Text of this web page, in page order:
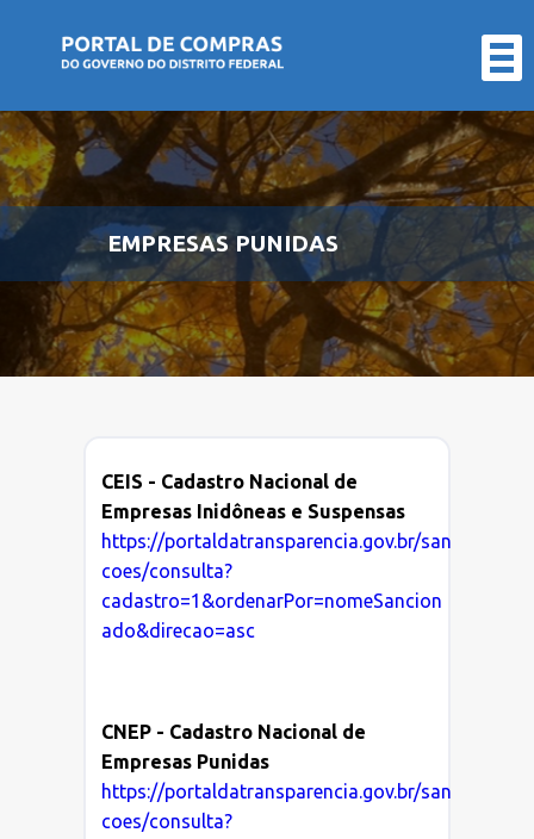
FORNECEDOR
ÓRGÃO
ATAS
DE
CATÁLOGO
TRANSPARÊNCIA
EMPRESAS PUNIDAS
CEIS - Cadastro Nacional de
Empresas Inidôneas e Suspensas
https://portaldatransparencia.gov.br/san
coes/consulta?
cadastro=1&ordenarPor=nomeSancion
ado&direcao=asc
CNEP - Cadastro Nacional de
Empresas Punidas
https://portaldatransparencia.gov.br/san
coes/consulta?